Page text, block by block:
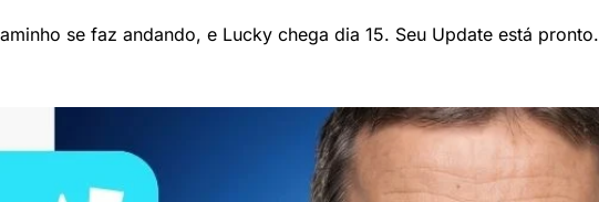
se faz andando, e Lucky chega dia 15. Seu Update está pronto.